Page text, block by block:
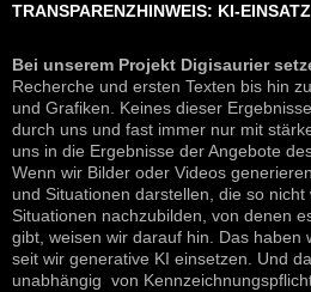
TRANSPARENZHINWEIS: KI-
Bei unserem Projekt Digisaurier
Recherche und ersten Texten bis hin
und Grafiken. Keines dieser
durch uns und fast immer nur mit
uns in die Ergebnisse der Angebote
Wenn wir Bilder oder Videos
und Situationen darstellen, die so
Situationen nachzubilden, von denen
gibt, weisen wir darauf hin. Das haben
seit wir generative KI einsetzen. Und
unabhängig von